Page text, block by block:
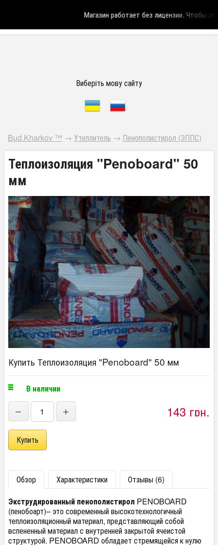
Магазин работает без лицензии.Чтобы эта
Виберіть мову сайту
Bud.Kharkov ™ → Утеплитель → Пенополистирол (ЭППС)
Теплоизоляция "Penoboard" 50
мм
Купить Теплоизоляция "Penoboard" 50 мм
В наличии
− + 143 грн.
Обзор Характеристики
Отзывы (6)
Экструдированный пенополистирол PENOBOARD
(пенобоарт)– это современный высокотехнологичный
теплоизоляционный материал, представляющий собой
вспененный материал с внутренней закрытой ячеистой
структурой. PENOBOARD обладает стремящейся к нулю